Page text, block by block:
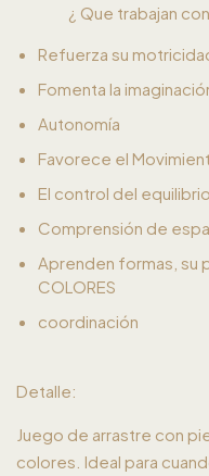
¿ Que trabajan
Refuerza su
Fomenta la
Autonomía
Favorece el
El control del equilibrio
Comprensión de
Aprenden formas, su
COLORES
coordinación
Detalle:
Juego de arrastre con
colores. Ideal para